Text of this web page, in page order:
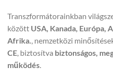
Transzformátorainkban
között USA, Kanada, Európa,
Afrika., nemzetközi
CE, biztosítva biztonságos,
működés.